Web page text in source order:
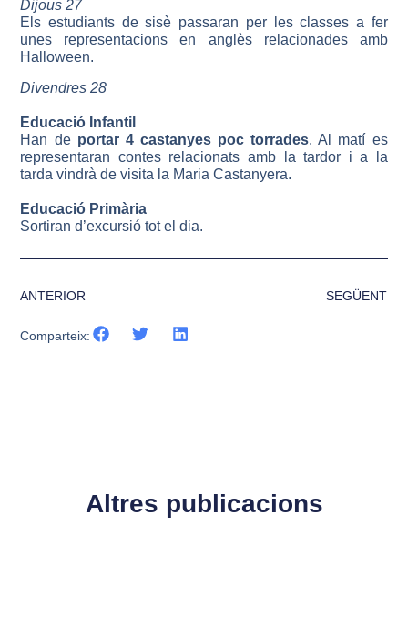
Dijous 27
Els estudiants de sisè passaran per les classes a fer
unes representacions en anglès relacionades amb
Halloween.
Divendres 28
Educació Infantil
Han deportar 4 castanyes poc torrades. Al matí es
representaran contes relacionats amb la tardor i a la
tarda vindrà de visita la Maria Castanyera.
Educació Primària
Sortiran d’excursió tot el dia.
ANTERIOR SEGÜENT
Comparteix:
Altres publicacions